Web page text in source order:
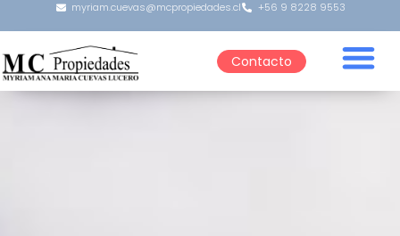
myriam.cuevas@mcpropiedades.cl +56 9 8228 9553
Contacto